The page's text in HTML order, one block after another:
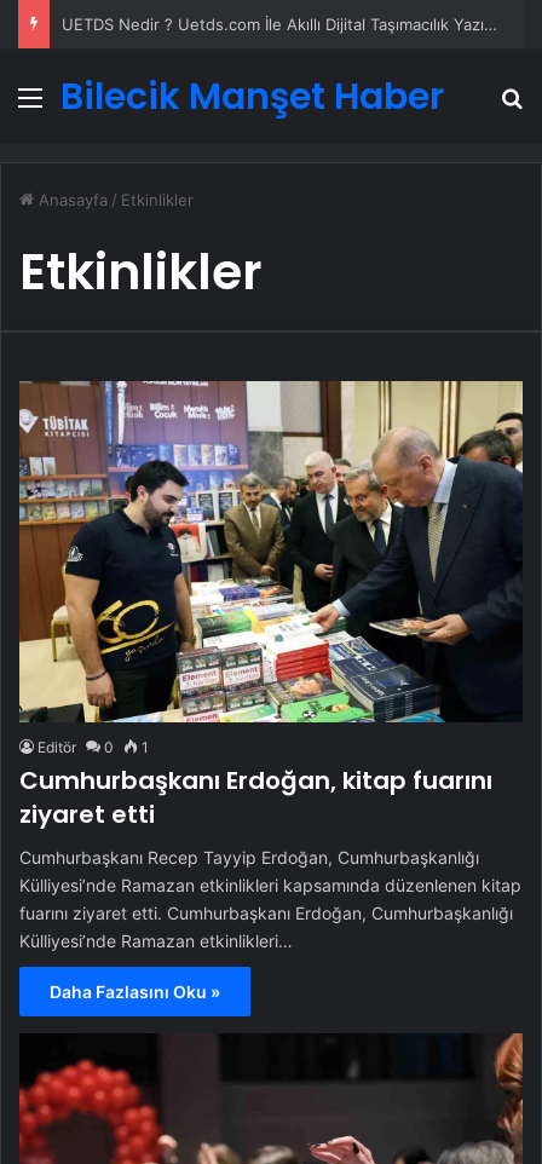
UETDS Nedir ? Uetds.com İle Akıllı Dijital Taşımacılık Yazılımı
Menü
Bilecik Manşet Haber
Anasayfa / Etkinlikler
Etkinlikler
Editör 0 1
Cumhurbaşkanı Erdoğan, kitap fuarını
ziyaret etti
Cumhurbaşkanı Recep Tayyip Erdoğan, Cumhurbaşkanlığı
Külliyesi’nde Ramazan etkinlikleri kapsamında düzenlenen kitap
fuarını ziyaret etti. Cumhurbaşkanı Erdoğan, Cumhurbaşkanlığı
Külliyesi’nde Ramazan etkinlikleri…
Daha Fazlasını Oku »